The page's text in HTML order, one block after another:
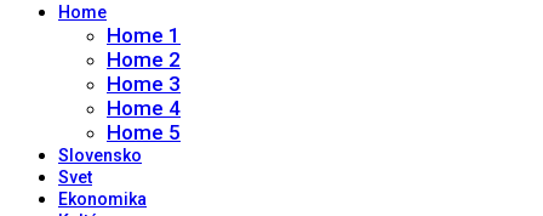
Home
Home 1
Home 2
Home 3
Home 4
Home 5
Slovensko
Svet
Ekonomika